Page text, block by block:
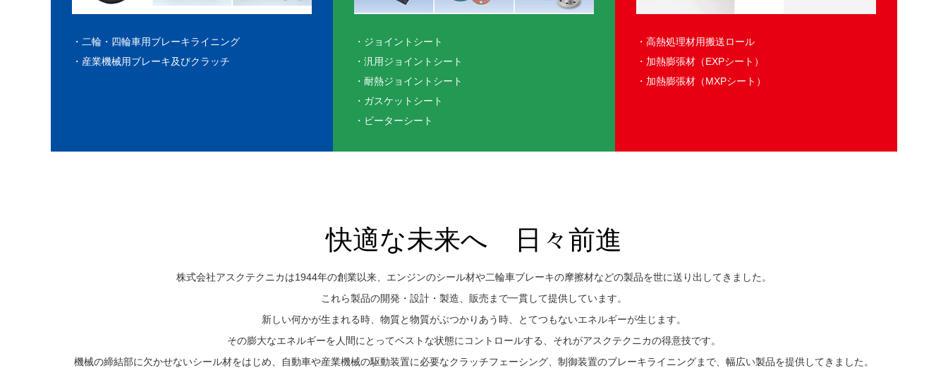
・二輪・四輪車用ブレーキライニング
・産業機械用ブレーキ及びクラッチ
・ジョイントシート
・汎用ジョイントシート
・耐熱ジョイントシート
・ガスケットシート
・ビーターシート
・高熱処理材用搬送ロール
・加熱膨張材（EXPシート）
・加熱膨張材（MXPシート）
快適な未来へ 日々前進
株式会社アスクテクニカは1944年の創業以来、エンジンのシール材や二輪車ブレーキの摩擦材などの製品を世に送り出してきました。
これら製品の開発・設計・製造、販売まで一貫して提供しています。
新しい何かが生まれる時、物質と物質がぶつかりあう時、とてつもないエネルギーが生じます。
その膨大なエネルギーを人間にとってベストな状態にコントロールする、それがアスクテクニカの得意技です。
機械の締結部に欠かせないシール材をはじめ、自動車や産業機械の駆動装置に必要なクラッチフェーシング、制御装置のブレーキライニングまで、幅広い製品を提供してきました。